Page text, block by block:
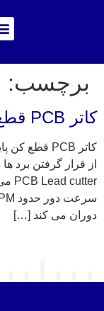
برچسب:
کاتر PCB قطع کن پایه های اضافی
دوران می کند […]